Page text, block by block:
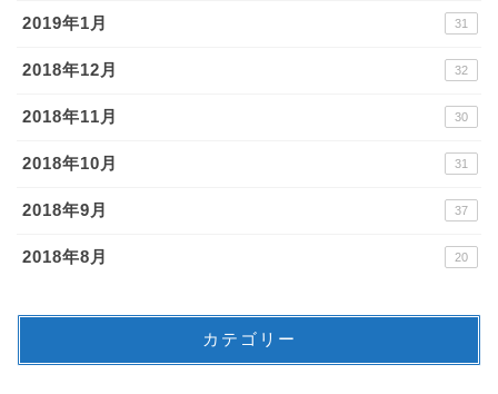
2019年1月 31
2018年12月 32
2018年11月 30
2018年10月 31
2018年9月 37
2018年8月 20
カテゴリー